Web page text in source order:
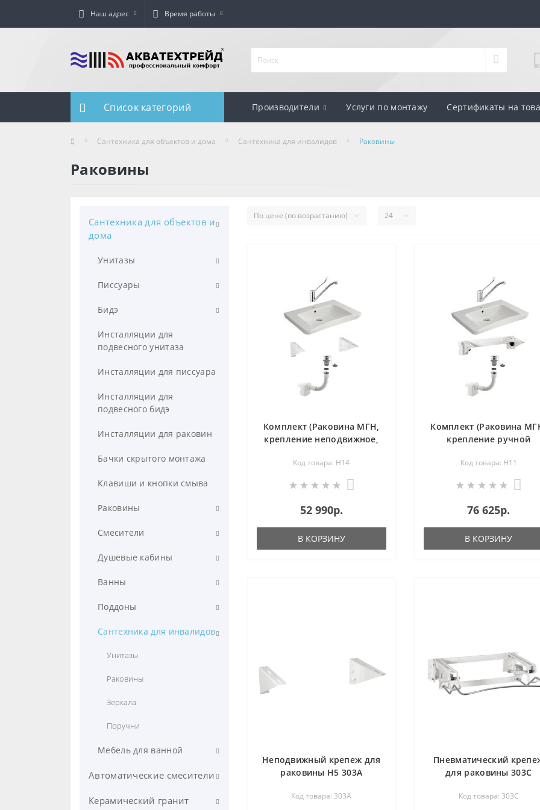
Наш адрес Время работы
Список категорий Производители Услуги по монтажу Сертификаты на
Сантехника для объектов и дома Сантехника для инвалидов Раковины
Раковины
Сантехника для объектов и
дома
Унитазы
Компактные
Подвесные
Напольные приставные
Сиденья для унитазов
Писсуары
Настенные
Напольные
Бидэ
Напольное
Инсталляции для
подвесного унитаза
Инсталляции для писсуара
Инсталляции для
подвесного бидэ
Инсталляции для раковин
Бачки скрытого монтажа
Клавиши и кнопки смыва
Раковины
Подвесные
Накладные
Напольные
Смесители
Для ванны
Для раковины
Для кухни
Для душа
Душевые кабины
Угловые
Полукруглые
Ванны
Стальные
Акриловые
Чугунные
Поддоны
Акриловые
Чугунные
Сантехника для инвалидов
Унитазы
Раковины
Зеркала
Поручни
Мебель для ванной
Зеркала
Зеркала-шкафчики
Автоматические смесители
Инфракрасные настенные
Керамический гранит
Комплект (Раковина МГН,
крепление неподвижное,
Код товара: H14
52 990р.
В КОРЗИНУ
Комплект (Раковина
крепление ручной
сифон) H11
Код товара: H11
76 625р.
В КОРЗИНУ
Неподвижный крепеж для
раковины Н5 303A
Код товара: 303A
Пневматический
для раковины 303C
Код товара: 303C